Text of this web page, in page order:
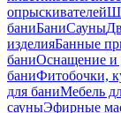
опрыскивателей
баниБаниСауны
изделияБанные
баниОснащение и
баниФитобочки,
для баниМебель
сауныЭфирные